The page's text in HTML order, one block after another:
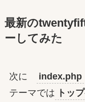
最新の
ーしてみた
次に index.php
テーマでは トッ